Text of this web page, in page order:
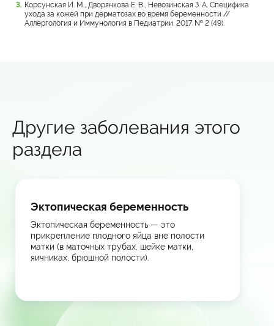
Корсунская И. М., Дворянкова Е. В., Невозинская З. А. Специфика
ухода за кожей при дерматозах во время беременности //
Аллергология и Иммунология в Педиатрии. 2017. № 2 (49).
Другие заболевания этого
раздела
Эктопическая беременность
Эктопическая беременность — это
прикрепление плодного яйца вне полости
матки (в маточных трубах, шейке матки,
яичниках, брюшной полости).